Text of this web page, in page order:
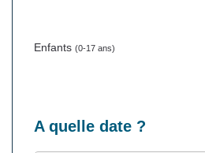
Enfants (0-17 ans)
A quelle date ?